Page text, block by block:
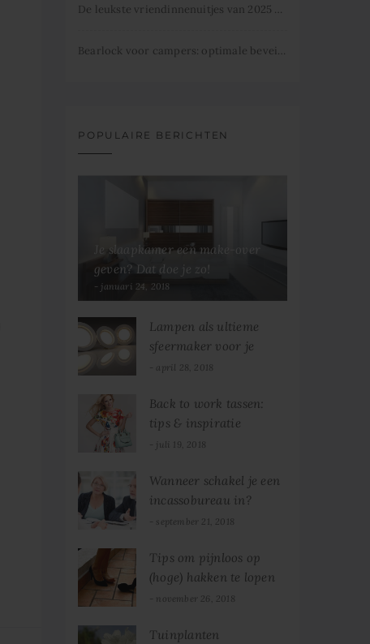
De leukste vriendinnenuitjes van 2025 dit mag je niet missen.
Bearlock voor campers: optimale beveiliging
POPULAIRE BERICHTEN
Je slaapkamer een make-over
geven? Dat doe je zo!
januari 24, 2018
Lampen als ultieme
sfeermaker voor je
woning
april 28, 2018
Back to work tassen:
tips & inspiratie
juli 19, 2018
Wanneer schakel je een
incassobureau in?
september 21, 2018
Tips om pijnloos op
(hoge) hakken te lopen
november 26, 2018
Tuinplanten